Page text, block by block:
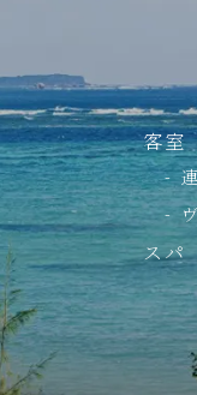
客室
スパ